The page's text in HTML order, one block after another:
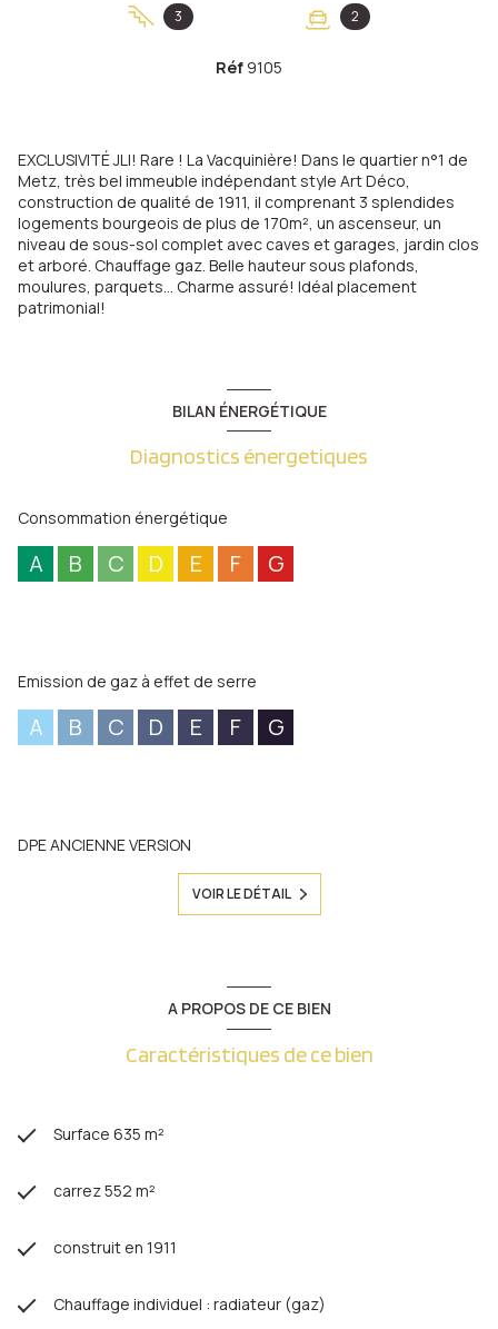
3 2
Réf 9105
EXCLUSIVITÉ JLI! Rare ! La Vacquinière! Dans le quartier n°1 de
Metz, très bel immeuble indépendant style Art Déco,
construction de qualité de 1911, il comprenant 3 splendides
logements bourgeois de plus de 170m², un ascenseur, un
niveau de sous-sol complet avec caves et garages, jardin clos
et arboré. Chauffage gaz. Belle hauteur sous plafonds,
moulures, parquets... Charme assuré! Idéal placement
patrimonial!
BILAN ÉNERGÉTIQUE
Diagnostics énergetiques
Consommation énergétique
A B C D E F G
Emission de gaz à effet de serre
A B C D E F G
DPE ANCIENNE VERSION
VOIR LE DÉTAIL
A PROPOS DE CE BIEN
Caractéristiques de ce bien
Surface 635 m²
carrez 552 m²
construit en 1911
Chauffage individuel : radiateur (gaz)